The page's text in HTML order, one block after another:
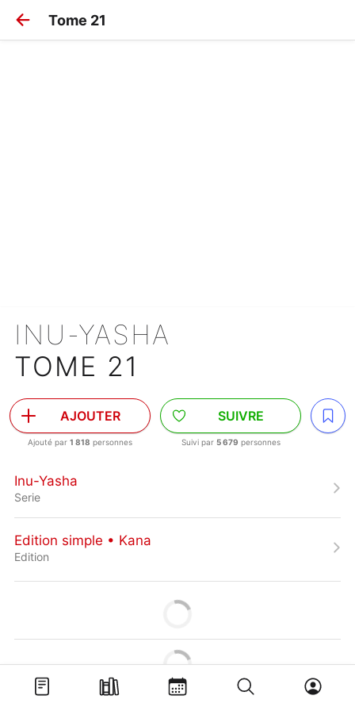
Tome 21
INU-YASHA
TOME 21
AJOUTER
Ajouté par 1 818 personnes
SUIVRE
Suivi par 5 679 personnes
Inu-Yasha
Serie
Edition simple • Kana
Edition